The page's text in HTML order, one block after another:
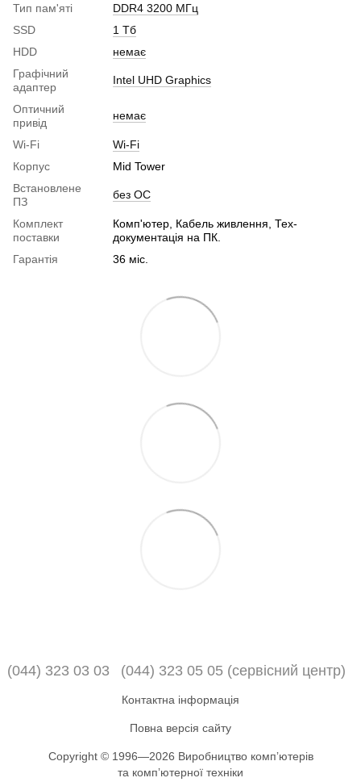
Тип пам'яті
DDR4 3200 МГц
SSD
1 Тб
HDD
немає
Графічний
адаптер
Intel UHD Graphics
Оптичний
привід
немає
Wi-Fi
Wi-Fi
Корпус
Mid Tower
Встановлене
ПЗ
без ОС
Комплект
поставки
Комп'ютер, Кабель живлення, Тех-
документація на ПК.
Гарантія
36 міс.
(044) 323 03 03 (044) 323 05 05 (сервісний центр)
Контактна інформація
Повна версія сайту
Copyright © 1996—2026 Виробництво компʼютерів
та компʼютерної техніки